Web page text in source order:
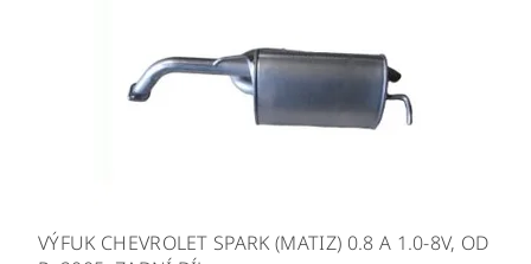
VÝFUK CHEVROLET SPARK (MATIZ) 0.8 A 1.0-8V, OD